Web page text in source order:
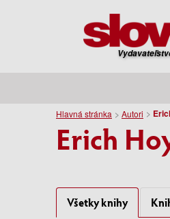
Hlavná stránka Autori
Erich
Všetky knihy